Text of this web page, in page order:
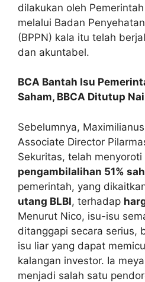
dilakukan oleh
melalui Badan
(BPPN) kala itu telah
dan akuntabel.
BCA Bantah Isu
Saham, BBCA Ditutup
Sebelumnya,
Associate Director
Sekuritas, telah
pengambilalihan 51%
pemerintah, yang
utang BLBI, terhadap
Menurut Nico, isu-isu
ditanggapi secara serius,
isu liar yang dapat
kalangan investor. Ia
menjadi salah satu